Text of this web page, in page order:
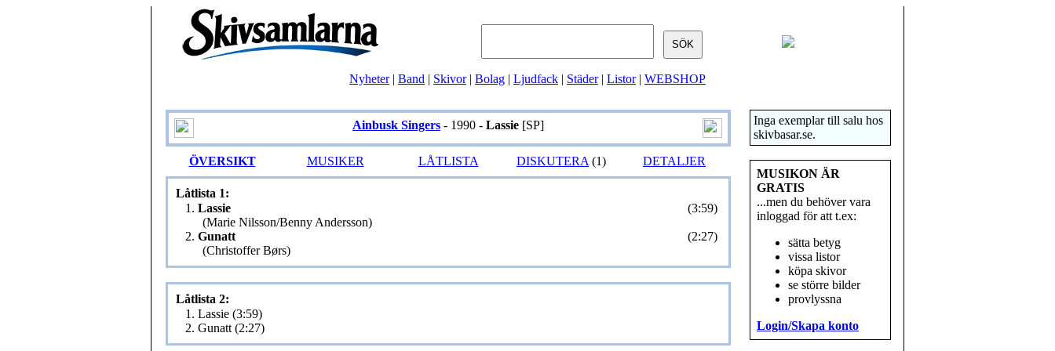
Nyheter| Band | Skivor| Bolag | Ljudfack | Städer| Listor| WEBSHOP
Ainbusk Singers - 1990 - Lassie [SP]
ÖVERSIKT MUSIKER LÅTLISTA DISKUTERA (1) DETALJER
Låtlista 1:
1. Lassie
(Marie Nilsson/Benny Andersson)
(3:59)
2. Gunatt
(Christoffer Børs)
(2:27)
Låtlista 2:
1. Lassie (3:59)
2. Gunatt (2:27)
Inga exemplar till salu hos
skivbasar.se.
MUSIKON ÄR
GRATIS
...men du behöver vara
inloggad för att t.ex:
sätta betyg
vissa listor
köpa skivor
se större bilder
provlyssna
Login/Skapa konto